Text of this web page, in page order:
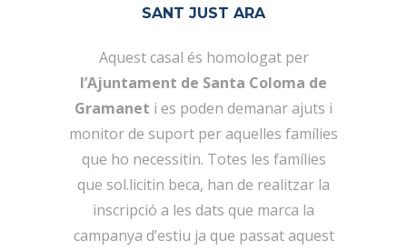
SANT JUST ARA
Aquest casal és homologat per
l’Ajuntament de Santa Coloma de
Gramanet i es poden demanar ajuts i
monitor de suport per aquelles famílies
que ho necessitin. Totes les famílies
que sol.licitin beca, han de realitzar la
inscripció a les dats que marca la
campanya d’estiu ja que passat aquest